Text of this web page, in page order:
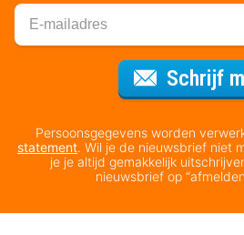
Schrijf
Persoonsgegevens worden
statement. Wil je de nieuwsbrief niet
je je altijd gemakkelijk
nieuwsbrief op